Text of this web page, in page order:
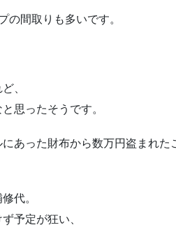
の間取りも多いです。
、
思ったそうです。
あった財布から数万円盗まれた
代。
予定が狂い、